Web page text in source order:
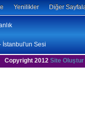
Yenilikler Diğer
İstanbul'un Sesi
Copyright 2012 Site Oluştur